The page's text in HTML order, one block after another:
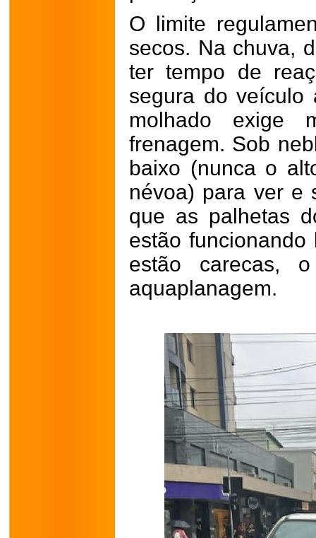
O limite
secos. Na chuva,
ter tempo de
segura do veículo
molhado exige
frenagem. Sob
baixo (nunca o
névoa) para ver e
que as palhetas
estão
estão carecas,
aquaplanagem.